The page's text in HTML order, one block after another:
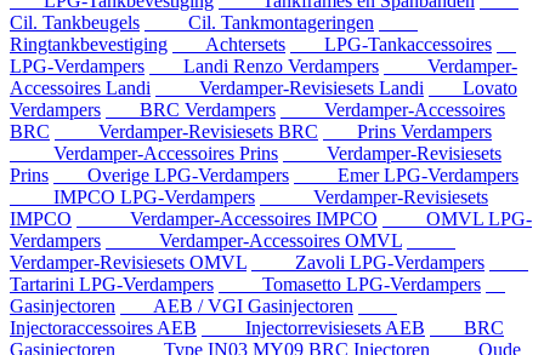
Cil. Tankbeugels
Cil. Tankmontageringen
Ringtankbevestiging
Achtersets
LPG-Tankaccessoires
LPG-Verdampers
Landi Renzo Verdampers
Verdamper-
Accessoires Landi
Verdamper-Revisiesets Landi
Lovato
Verdampers
BRC Verdampers
Verdamper-Accessoires
BRC
Verdamper-Revisiesets BRC
Prins Verdampers
Verdamper-Accessoires Prins
Verdamper-Revisiesets
Prins
Overige LPG-Verdampers
Emer LPG-Verdampers
IMPCO LPG-Verdampers
Verdamper-Revisiesets
IMPCO
Verdamper-Accessoires IMPCO
OMVL LPG-
Verdampers
Verdamper-Accessoires OMVL
Verdamper-Revisiesets OMVL
Zavoli LPG-Verdampers
Tartarini LPG-Verdampers
Tomasetto LPG-Verdampers
Gasinjectoren
AEB / VGI Gasinjectoren
Injectoraccessoires AEB
Injectorrevisiesets AEB
BRC
Gasinjectoren
Type IN03 MY09 BRC Injectoren
Oude